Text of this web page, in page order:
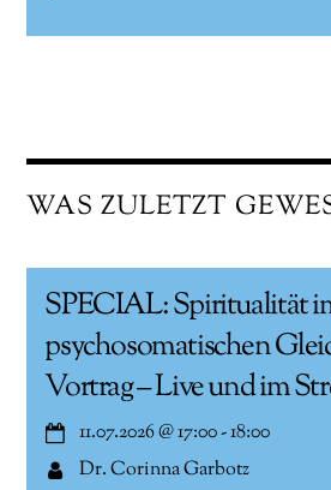
WAS ZULETZT
SPECIAL: Spiritualität
psychosomatischen
Vortrag – Live und im
11.07.2026@17:00-18:00
Dr. Corinna Garbotz